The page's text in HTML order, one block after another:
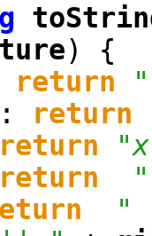
) {
return
: return
return
return
"